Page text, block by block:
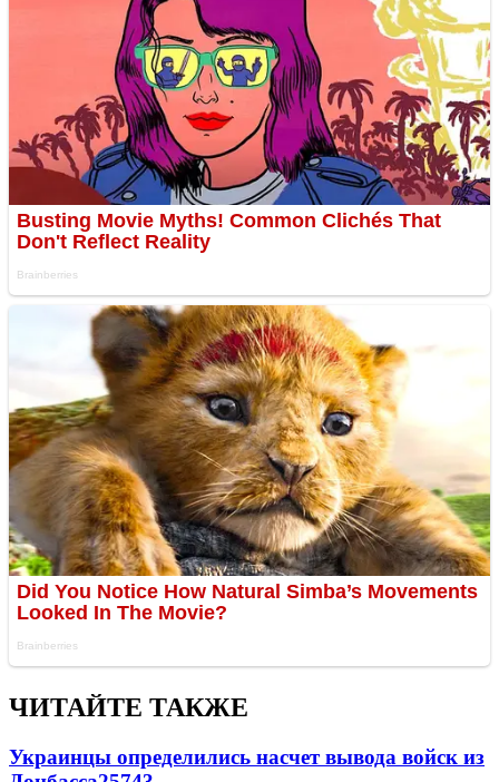
ЧИТАЙТЕ ТАКЖЕ
Украинцы определились насчет вывода войск из